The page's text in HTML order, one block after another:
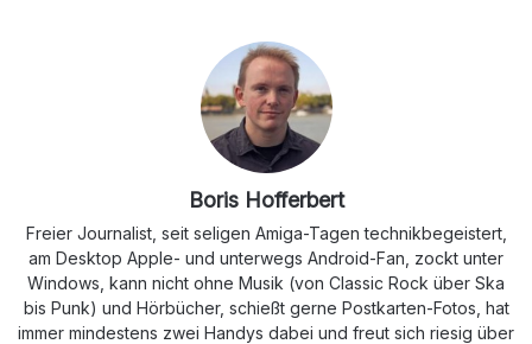
Boris Hofferbert
Freier Journalist, seit seligen Amiga-Tagen technikbegeistert,
am Desktop Apple- und unterwegs Android-Fan, zockt unter
Windows, kann nicht ohne Musik (von Classic Rock über Ska
bis Punk) und Hörbücher, schießt gerne Postkarten-Fotos, hat
immer mindestens zwei Handys dabei und freut sich riesig über